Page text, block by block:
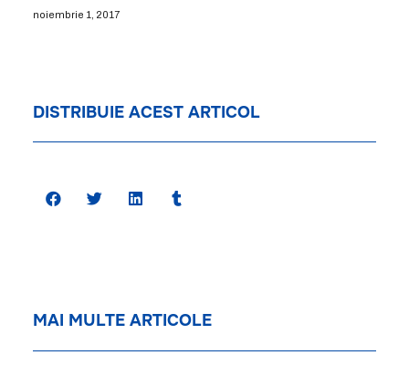
noiembrie 1, 2017
DISTRIBUIE ACEST ARTICOL
MAI MULTE ARTICOLE